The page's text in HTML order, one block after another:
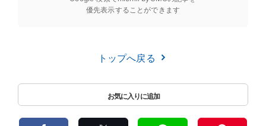
優先表示することができます
トップへ戻る